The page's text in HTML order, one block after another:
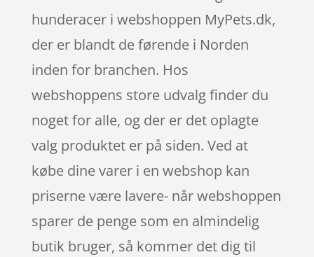
hunderacer i webshoppen MyPets.dk,
der er blandt de førende i Norden
inden for branchen. Hos
webshoppens store udvalg finder du
noget for alle, og der er det oplagte
valg produktet er på siden. Ved at
købe dine varer i en webshop kan
priserne være lavere- når webshoppen
sparer de penge som en almindelig
butik bruger, så kommer det dig til